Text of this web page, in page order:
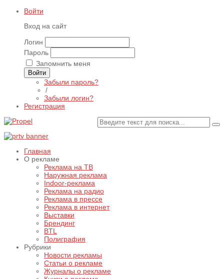
Войти
Вход на сайт
Логин
Пароль
Запомнить меня
Войти
Забыли пароль?
/
Забыли логин?
Регистрация
Главная
О рекламе
Реклама на ТВ
Наружная реклама
Indoor-реклама
Реклама на радио
Реклама в прессе
Реклама в интернет
Выставки
Брендинг
BTL
Полиграфия
Рубрики
Новости рекламы
Статьи о рекламе
Журналы о рекламе